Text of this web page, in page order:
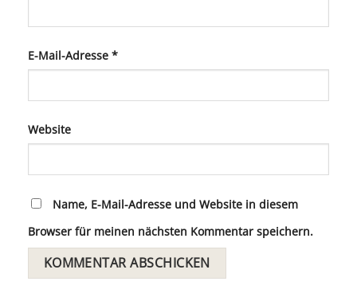
E-Mail-Adresse *
Website
Name, E-Mail-Adresse und Website in diesem
Browser für meinen nächsten Kommentar speichern.